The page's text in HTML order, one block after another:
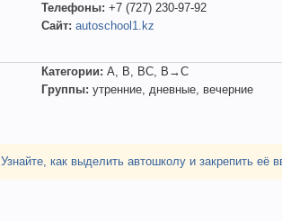
Телефоны: +7 (727) 230-97-92
Сайт: autoschool1.kz
Категории: A, B, BC, B→C
Группы: утренние, дневные, вечерние
Узнайте, как выделить автошколу и закрепить её